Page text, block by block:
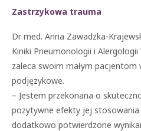
Zastrzykowa trauma
Dr med. Anna Zawadzka-
Kiniki Pneumonologii i
zaleca swoim małym pacjentom
podjęzykowe.
– Jestem przekonana o
pozytywne efekty jej
dodatkowo potwierdzone